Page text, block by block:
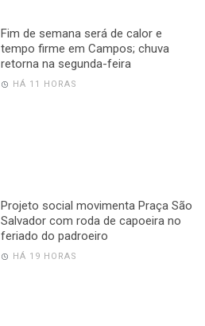
Fim de semana será de calor e
tempo firme em Campos; chuva
retorna na segunda-feira
HÁ 11 HORAS
Projeto social movimenta Praça São
Salvador com roda de capoeira no
feriado do padroeiro
HÁ 19 HORAS